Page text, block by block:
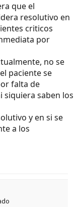
que el
resolutivo en
criticos
por
no se
paciente se
falta de
siquiera saben los
y en si se
a los